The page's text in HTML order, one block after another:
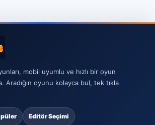
mobil uyumlu ve hızlı bir oyun
Aradığın oyunu kolayca bul, tek tıkla
Editör Seçimi